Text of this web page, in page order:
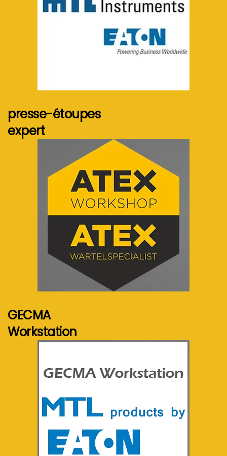
presse-étoupes
expert
Voir plus...
GECMA
Workstation